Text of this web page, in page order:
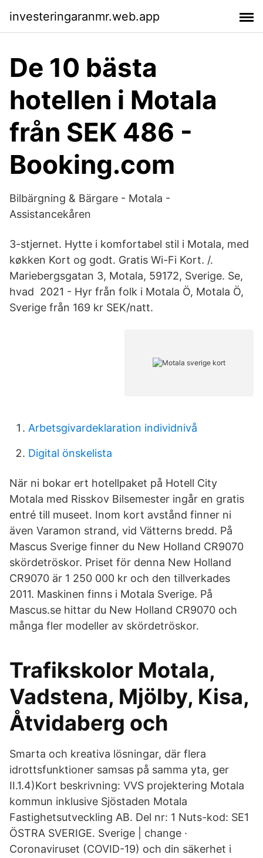
investeringaranmr.web.app
De 10 bästa
hotellen i Motala
från SEK 486 -
Booking.com
Bilbärgning & Bärgare - Motala -
Assistancekåren
3-stjernet. Hytte i komfortabel stil i Motala, med
køkken Kort og godt. Gratis Wi-Fi Kort. /.
Mariebergsgatan 3, Motala, 59172, Sverige. Se,
hvad 2021 - Hyr från folk i Motala Ö, Motala Ö,
Sverige från 169 kr SEK/natt.
Arbetsgivardeklaration individnivå
Digital önskelista
När ni bokar ert hotellpaket på Hotell City
Motala med Risskov Bilsemester ingår en gratis
entré till museet. Inom kort avstånd finner ni
även Varamon strand, vid Vätterns bredd. På
Mascus Sverige finner du New Holland CR9070
skördetröskor. Priset för denna New Holland
CR9070 är 1 250 000 kr och den tillverkades
2011. Maskinen finns i Motala Sverige. På
Mascus.se hittar du New Holland CR9070 och
många fler modeller av skördetröskor.
Trafikskolor Motala,
Vadstena, Mjölby, Kisa,
Åtvidaberg och
Smarta och kreativa lösningar, där flera
idrottsfunktioner samsas på samma yta, ger
II.1.4)Kort beskrivning: VVS projektering Motala
kommun inklusive Sjöstaden Motala
Fastighetsutveckling AB. Del nr: 1 Nuts-kod: SE1
ÖSTRA SVERIGE. Sverige | change ·
Coronaviruset (COVID-19) och din säkerhet i